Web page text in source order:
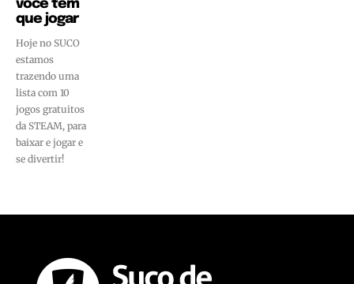
você tem
que jogar
Hoje no SUCO
estamos
trazendo uma
lista com 10
jogos gratuitos
da STEAM, para
baixar e jogar e
se divertir!